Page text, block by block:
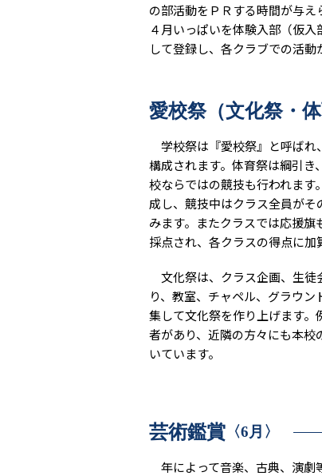
の部活動をＰＲする時間が与
４月いっぱいを体験入部（仮
して登録し、各クラブでの活動
愛校祭（文化祭・体
学校祭は『愛校祭』と呼ばれ
構成されます。体育祭は綱引き
校ならではの競技も行われます
成し、競技中はクラス全員が
みます。またクラスでは応援旗
採点され、各クラスの得点に加
文化祭は、クラス企画、生徒
り、教室、チャペル、グラウ
集して文化祭を作り上げます。
者があり、近隣の方々にも本校
いています。
芸術鑑賞 〈6月〉
年によって音楽、古典、演劇